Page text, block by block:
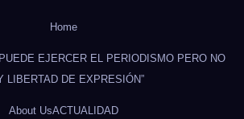
Home
EJERCER EL PERIODISMO PERO NO
LIBERTAD DE EXPRESIÓN”
About UsACTUALIDAD